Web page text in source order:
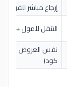
إرجاع مباشر للفرع
التنقل للمول +
نفس العروض (بدون
كود)